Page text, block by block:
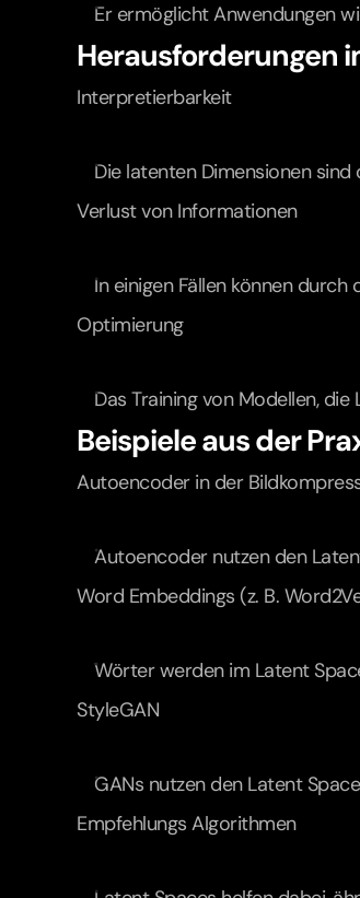
Er ermöglicht Anwendungen
Herausforderungen
Interpretierbarkeit
Die latenten Dimensionen
Verlust von Informationen
In einigen Fällen können
Optimierung
Das Training von Modellen,
Beispiele aus der
Autoencoder in der
Autoencoder nutzen den
Word Embeddings (z. B.
Wörter werden im Latent
StyleGAN
GANs nutzen den Latent
Empfehlungs Algorithmen